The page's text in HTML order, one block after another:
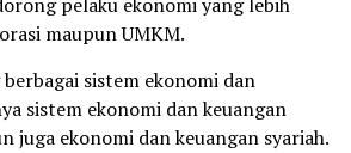
pelaku ekonomi yang lebih
maupun UMKM.
sistem ekonomi dan
sistem ekonomi dan keuangan
juga ekonomi dan keuangan syariah.